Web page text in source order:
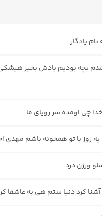
یادگار
بچه بودیم یادش بخیر هیشکی
چی اومده سر رویای ما
روز با تو همخونه باشم مهدی
ورژن درد
آشنا کرد دنیا ستم هی به عاشقا